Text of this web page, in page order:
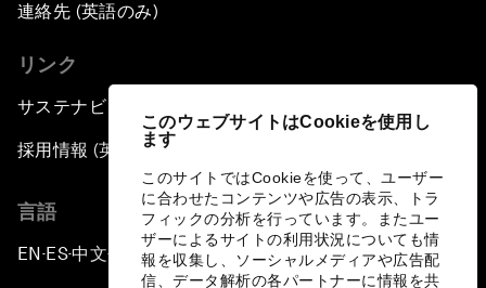
このウェブサイトはCookieを使用し
ます
このサイトではCookieを使って、ユーザー
に合わせたコンテンツや広告の表示、トラ
フィックの分析を行っています。またユー
ザーによるサイトの利用状況についても情
報を収集し、ソーシャルメディアや広告配
信、データ解析の各パートナーに情報を共
連絡先 (英語のみ)
リンク
サステナビリティへの取り組み
採用情報 (英語のみ)
言語
EN ▪ ES▪中文▪ 日本語